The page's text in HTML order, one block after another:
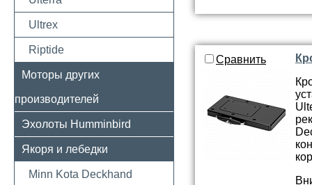
Ultrex
Riptide
Моторы других
производителей
Эхолоты Humminbird
Якоря и лебедки
Minn Kota Deckhand
Сравнить